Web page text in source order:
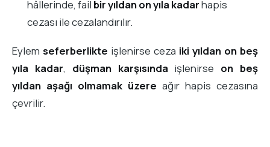
hâllerinde, fail bir yıldan on yıla kadarhapis
cezası ile cezalandırılır.
Eylem seferberlikte işlenirse ceza iki yıldan on beş
yıla kadar, düşman karşısındaişlenirse on beş
yıldan aşağı olmamak üzere ağır hapis cezasına
çevrilir.